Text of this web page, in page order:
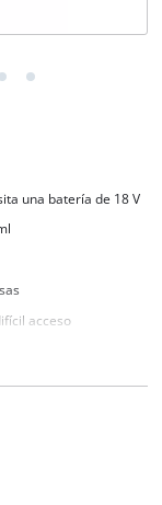
una batería de 18 V
acceso